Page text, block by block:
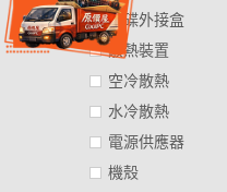
硬碟外接盒
散熱裝置
空冷散熱
水冷散熱
電源供應器
機殼